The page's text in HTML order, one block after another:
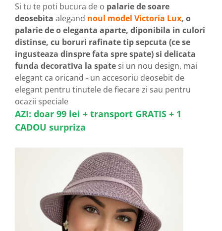
Si tu te poti bucura de o palarie de soare
deosebita alegand noul model Victoria Lux, o
palarie de o eleganta aparte, diponibila in culori
distinse, cu boruri rafinate tip sepcuta (ce se
ingusteaza dinspre fata spre spate) si delicata
funda decorativa la spate si un nou design, mai
elegant ca oricand - un accesoriu deosebit de
elegant pentru tinutele de fiecare zi sau pentru
ocazii speciale
AZI: doar 99 lei + transport GRATIS + 1
CADOU surpriza